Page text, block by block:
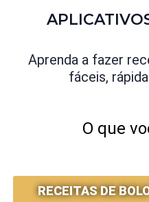
Aprenda a fazer
fáceis,
O que
RECEITAS DE